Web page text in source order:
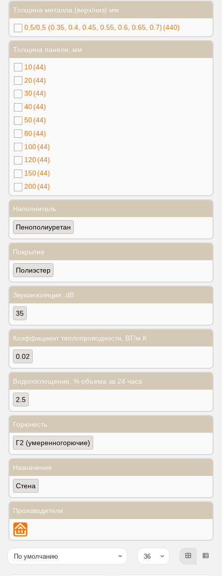
Толщина металла (верх/низ) мм
0,5/0,5 (0.35, 0.4, 0.45, 0.55, 0.6, 0.65, 0.7)(440)
Толщина панели, мм
10(44)
20(44)
30(44)
40(44)
50(44)
80(44)
100(44)
120(44)
150(44)
200(44)
Наполнитель
Пенополиуретан
Покрытие
Полиэстер
Звукоизоляция, dB
35
Коэффициент теплопроводности, ВТ/м К
0.02
Водопоглощение, % объема за 24 часа
2.5
Горючесть
Г2 (умеренногорючие)
Назначение
Стена
Производители